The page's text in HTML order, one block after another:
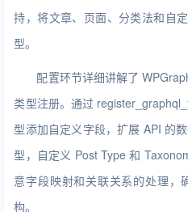
持，将文章、页面、分类法和自
型。
配置环节详细讲解了
类型注册。通过
型添加自定义字段，扩展 API 的
型，自定义 Post Type 和
意字段映射和关联关系的处理，
构。